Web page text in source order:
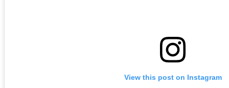
View this post on Instagram